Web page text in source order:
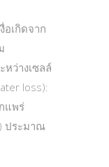
อเกิดจาก
หว่างเซลล์
loss):
แพร่
ประมาณ